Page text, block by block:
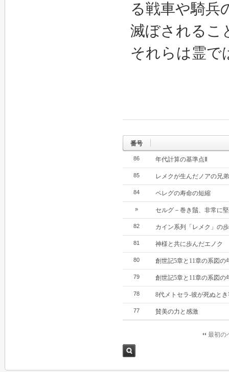
る戦車や騎兵
滅ぼされるこ
それらは霊で
番号
86 年代計算の基準点Ⅱ
85 レメクが生んだノアの兄
84 ペレグの寿命の短縮
» セルグ－巻き鬚、非常に
82 カイン系列「レメク」の
81 神様と共に歩んだエノク
80 創世記5章と11章の系図の
79 創世記5章と11章の系図の
78 8代メトセラ‐彼が死ぬと
77 賛美の力と感激
最初の